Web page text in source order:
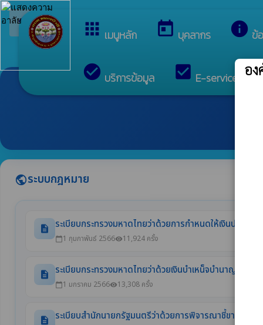
apps เมนูหลัก today บุคลากร info ข้
check_circle บริการข้อมูล check_box E-services
arrow_back_iosกลับเมนูหลัก ยินดีต้อนรับสู่เว็บไซต์ของ
publicระบบกฎหมาย
อ